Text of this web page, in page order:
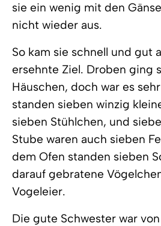
sie ein wenig mit den
nicht wieder aus.
So kam sie schnell und gut
ersehnte Ziel. Droben ging
Häuschen, doch war es
standen sieben winzig
sieben Stühlchen, und
Stube waren auch sieben
dem Ofen standen sieben
darauf gebratene
Vogeleier.
Die gute Schwester war